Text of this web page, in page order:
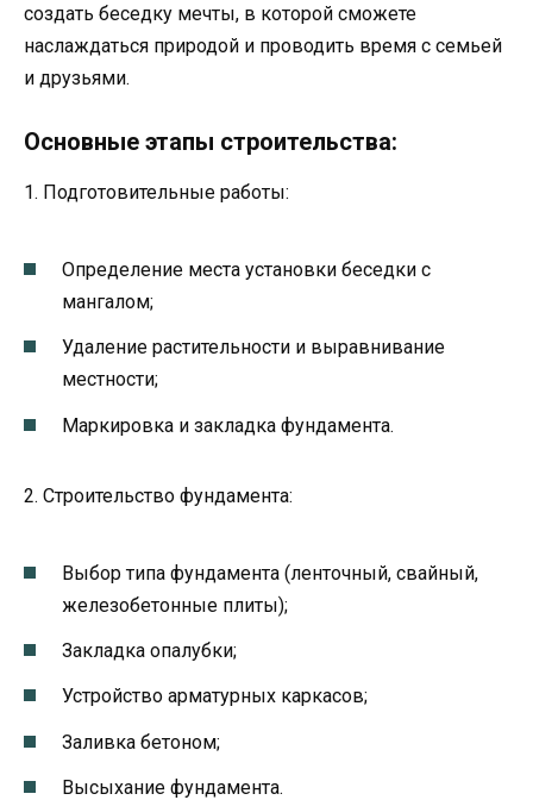
создать беседку мечты, в которой сможете
наслаждаться природой и проводить время с семьей
и друзьями.
Основные этапы строительства:
1. Подготовительные работы:
Определение места установки беседки с
мангалом;
Удаление растительности и выравнивание
местности;
Маркировка и закладка фундамента.
2. Строительство фундамента:
Выбор типа фундамента (ленточный, свайный,
железобетонные плиты);
Закладка опалубки;
Устройство арматурных каркасов;
Заливка бетоном;
Высыхание фундамента.